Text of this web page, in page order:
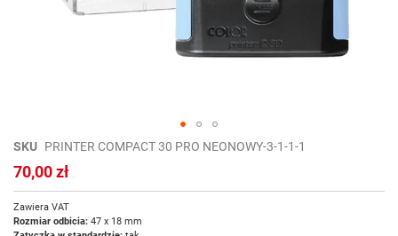
Przejdź
na
początek
SKU PRINTER COMPACT 30 PRO NEONOWY-3-1-1-1
70,00 zł
Zawiera VAT
Rozmiar odbicia: 47 x 18 mm